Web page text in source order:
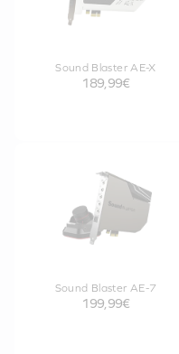
Sound Blaster AE-X
189,99€
Sound Blaster AE-7
199,99€